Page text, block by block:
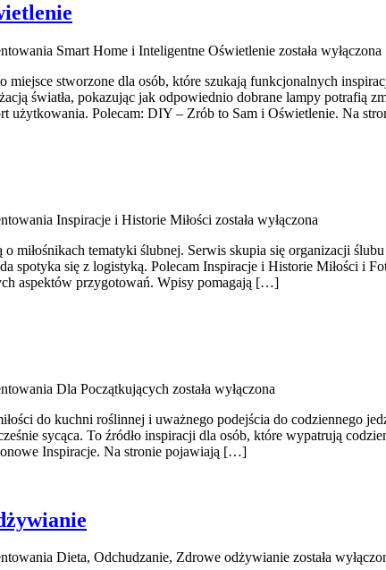
Smart Home i Inteligentne Oświetlenie została wyłączona
stworzone dla osób, które szukają funkcjonalnych
światła, pokazując jak odpowiednio dobrane lampy potrafią
użytkowania. Polecam: DIY – Zrób to Sam i Oświetlenie. Na
Inspiracje i Historie Miłości została wyłączona
miłośnikach tematyki ślubnej. Serwis skupia się organizacji
spotyka się z logistyką. Polecam Inspiracje i Historie Miłości i
aspektów przygotowań. Wpisy pomagają […]
Dla Początkujących została wyłączona
do kuchni roślinnej i uważnego podejścia do codziennego
sycąca. To źródło inspiracji dla osób, które wypatrują
Inspiracje. Na stronie pojawiają […]
Dieta, Odchudzanie, Zdrowe odżywianie została